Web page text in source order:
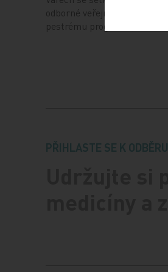
odborné veřejnosti, a to i díky
pestrému programu,…
PŘIHLASTE SE K